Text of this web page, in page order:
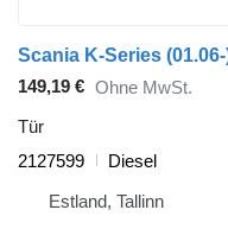
149,19 € Ohne MwSt.
Tür
2127599
Diesel
Estland, Tallinn